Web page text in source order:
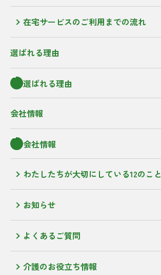
在宅サービスのご利用までの流れ
選ばれる理由
選ばれる理由
会社情報
会社情報
わたしたちが大切にしている12のこと
お知らせ
よくあるご質問
介護のお役立ち情報